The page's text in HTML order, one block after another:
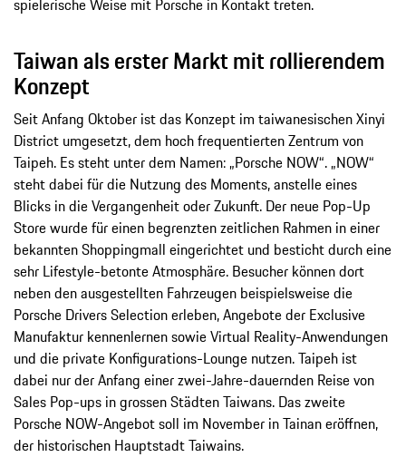
spielerische Weise mit Porsche in Kontakt treten.
Taiwan als erster Markt mit rollierendem
Konzept
Seit Anfang Oktober ist das Konzept im taiwanesischen Xinyi
District umgesetzt, dem hoch frequentierten Zentrum von
Taipeh. Es steht unter dem Namen: „Porsche NOW“. „NOW“
steht dabei für die Nutzung des Moments, anstelle eines
Blicks in die Vergangenheit oder Zukunft. Der neue Pop-Up
Store wurde für einen begrenzten zeitlichen Rahmen in einer
bekannten Shoppingmall eingerichtet und besticht durch eine
sehr Lifestyle-betonte Atmosphäre. Besucher können dort
neben den ausgestellten Fahrzeugen beispielsweise die
Porsche Drivers Selection erleben, Angebote der Exclusive
Manufaktur kennenlernen sowie Virtual Reality-Anwendungen
und die private Konfigurations-Lounge nutzen. Taipeh ist
dabei nur der Anfang einer zwei-Jahre-dauernden Reise von
Sales Pop-ups in grossen Städten Taiwans. Das zweite
Porsche NOW-Angebot soll im November in Tainan eröffnen,
der historischen Hauptstadt Taiwains.